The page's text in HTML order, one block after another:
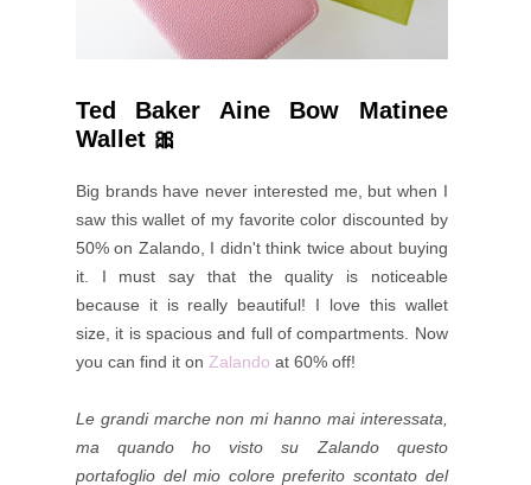
Ted Baker Aine Bow Matinee
Wallet 🎀
Big brands have never interested me, but when I
saw this wallet of my favorite color discounted by
50% on Zalando, I didn't think twice about buying
it. I must say that the quality is noticeable
because it is really beautiful! I love this wallet
size, it is spacious and full of compartments. Now
you can find it on Zalando at 60% off!
Le grandi marche non mi hanno mai interessata,
ma quando ho visto su Zalando questo
portafoglio del mio colore preferito scontato del